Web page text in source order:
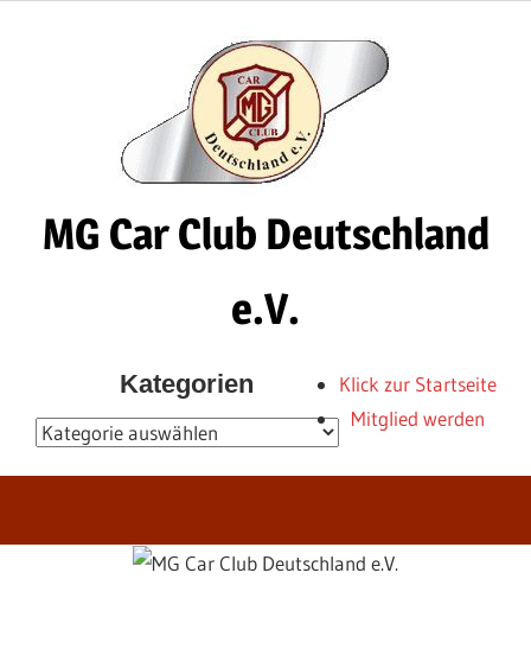
MG Car Club Deutschland
e.V.
Club
Kategorien
Kategorien
Klick zur Startseite
Mitglied werden